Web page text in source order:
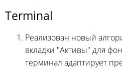
Terminal
Реализован новый
вкладки "Активы" для
терминал адаптирует